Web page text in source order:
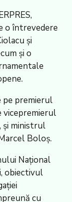
o întrevedere
și
și o
pe premierul
vicepremierul
și ministrul
Boloș.
Național
obiectivul
cu